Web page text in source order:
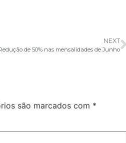
NEXT
de 50% nas mensalidades de Junho
são marcados com *